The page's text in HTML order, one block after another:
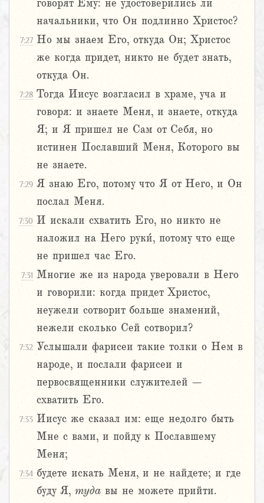
говорят Ему: не удостоверились ли
начальники, что Он подлинно Христос?
7:27 Но мы знаем Его, откуда Он; Христос
же когда придет, никто не будет знать,
откуда Он.
7:28 Тогда Иисус возгласил в храме, уча и
говоря: и знаете Меня, и знаете, откуда
Я; и Я пришел не Сам от Себя, но
истинен Пославший Меня, Которого вы
не знаете.
7:29 Я знаю Его, потому что Я от Него, и Он
послал Меня.
7:30 И искали схватить Его, но никто не
наложил на Него руки́, потому что еще
не пришел час Его.
7:31 Многие же из народа уверовали в Него
и говорили: когда придет Христос,
неужели сотворит больше знамений,
нежели сколько Сей сотворил?
7:32 Услышали фарисеи такие толки о Нем в
народе, и послали фарисеи и
первосвященники служителей –
схватить Его.
7:33 Иисус же сказал им: еще недолго быть
Мне с вами, и пойду к Пославшему
Меня;
7:34 будете искать Меня, и не найдете; и где
буду Я, туда вы не можете прийти.